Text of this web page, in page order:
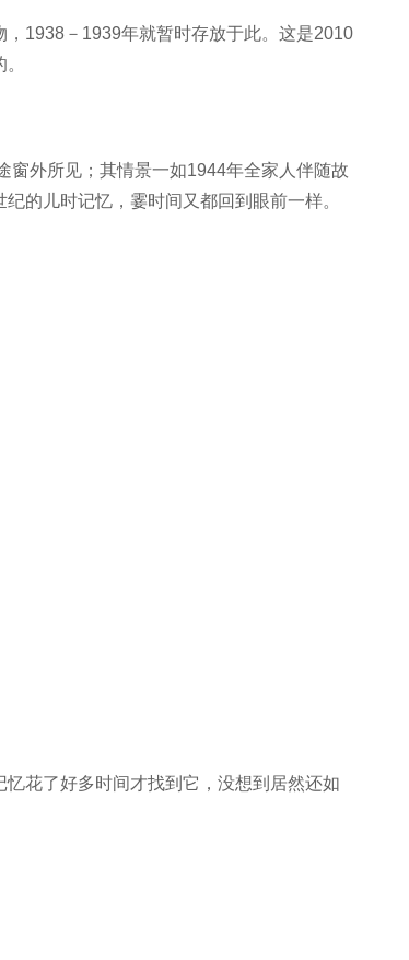
1938－1939年就暂时存放于此。这是2010
窗外所见；其情景一如1944年全家人伴随故
的儿时记忆，霎时间又都回到眼前一样。
花了好多时间才找到它，没想到居然还如